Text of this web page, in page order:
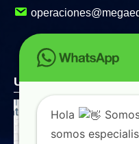
Ubicanos
Hola
somos